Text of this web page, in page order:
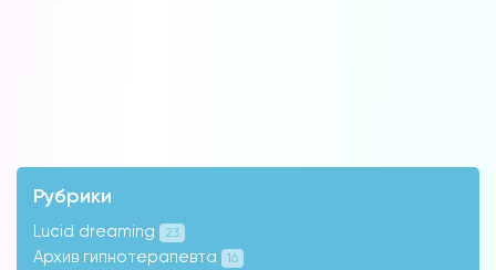
Рубрики
Lucid dreaming 23
Архив гипнотерапевта 16